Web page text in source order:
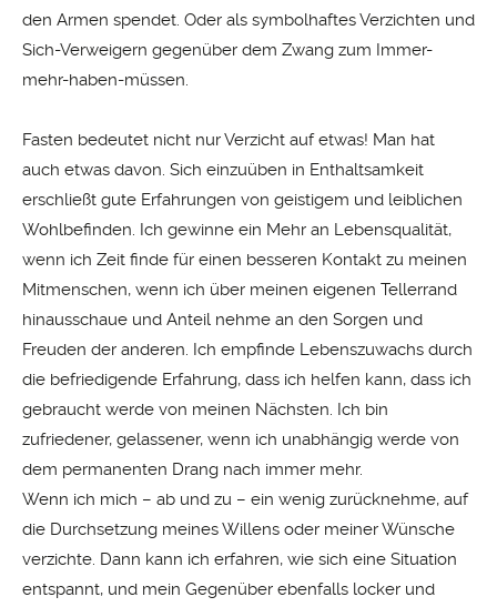
den Armen spendet. Oder als sym­bolhaftes Verzichten und
Sich-Verweigern gegenüber dem Zwang zum Immer-
mehr-haben-müssen.
Fasten bedeutet nicht nur Verzicht auf etwas! Man hat
auch etwas davon. Sich einzuüben in Enthaltsamkeit
erschließt gute Erfah­rungen von geistigem und leiblichen
Wohlbefinden. Ich gewinne ein Mehr an Lebensqualität,
wenn ich Zeit finde für einen besseren Kontakt zu meinen
Mitmenschen, wenn ich über meinen eigenen Tellerrand
hinausschaue und Anteil­ nehme an den Sorgen und
Freuden der anderen. Ich empfinde Lebenszuwachs durch
die befriedigende Er­fahrung, dass ich helfen kann, dass ich
ge­braucht werde von meinen Nächsten. Ich bin
zufriedener, gelassener, wenn ich unabhängig werde von
dem permanenten Drang nach immer mehr.
Wenn ich mich – ab und zu – ein wenig zurücknehme, auf
die Durchsetzung meines Willens oder meiner Wünsche
verzichte. Dann kann ich erfahren, wie sich eine Situation
entspannt, und mein Gegenüber ebenfalls locker und